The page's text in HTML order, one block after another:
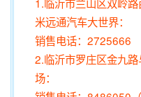
米远通汽车大世界：
销售电话：2725666
2.临沂市罗庄区金九
场：